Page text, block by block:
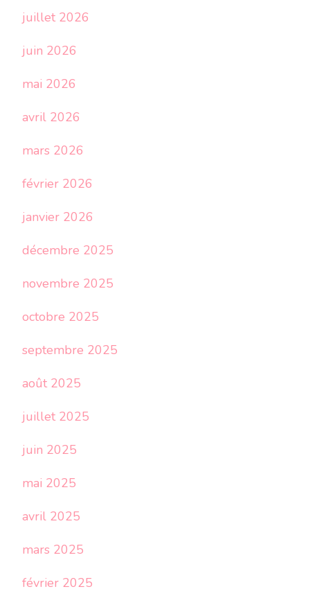
juillet 2026
juin 2026
mai 2026
avril 2026
mars 2026
février 2026
janvier 2026
décembre 2025
novembre 2025
octobre 2025
septembre 2025
août 2025
juillet 2025
juin 2025
mai 2025
avril 2025
mars 2025
février 2025